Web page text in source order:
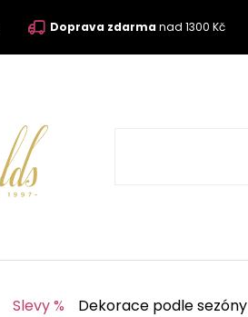
Doprava zdarmanad 1300 Kč
Slevy % Dekorace podle sezóny